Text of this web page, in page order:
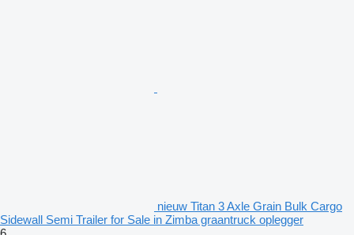
nieuw Titan 3 Axle Grain Bulk Cargo
Sidewall Semi Trailer for Sale in Zimba graantruck oplegger